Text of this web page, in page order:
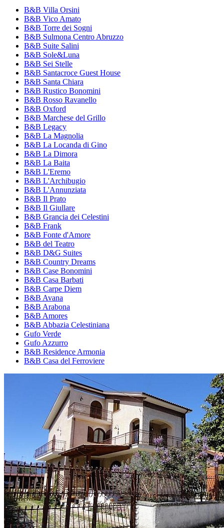
B&B Villa Orsini
B&B Vico Amato
B&B Torre dei Sogni
B&B Sulmona Centro Abruzzo
B&B Suite Salini
B&B Sole&Luna
B&B Sei Stelle
B&B Santacroce Guest House
B&B Santa Chiara
B&B Rustico Bonomini
B&B Rosso Ravanello
B&B Oxford
B&B Marchese del Grillo
B&B Legacy
B&B La Magnolia
B&B La Locanda di Gino
B&B La Dimora
B&B La Baita
B&B L'Eremo
B&B L'Archibugio
B&B L'Annunziata
B&B Il Prato
B&B Il Giullare
B&B Grancia dei Celestini
B&B Frank
B&B Fonte d'Amore
B&B del Teatro
B&B D&G Suites
B&B Country Dreams
B&B Case Bonomini
B&B Casa Barbati
B&B Carpe Diem
B&B Avana
B&B Arabona
B&B Amores
B&B Abbazia Celestiniana
Gufo Verde
Gufo Azzurro
B&B Residence Armonia
B&B Casa del Ferroviere